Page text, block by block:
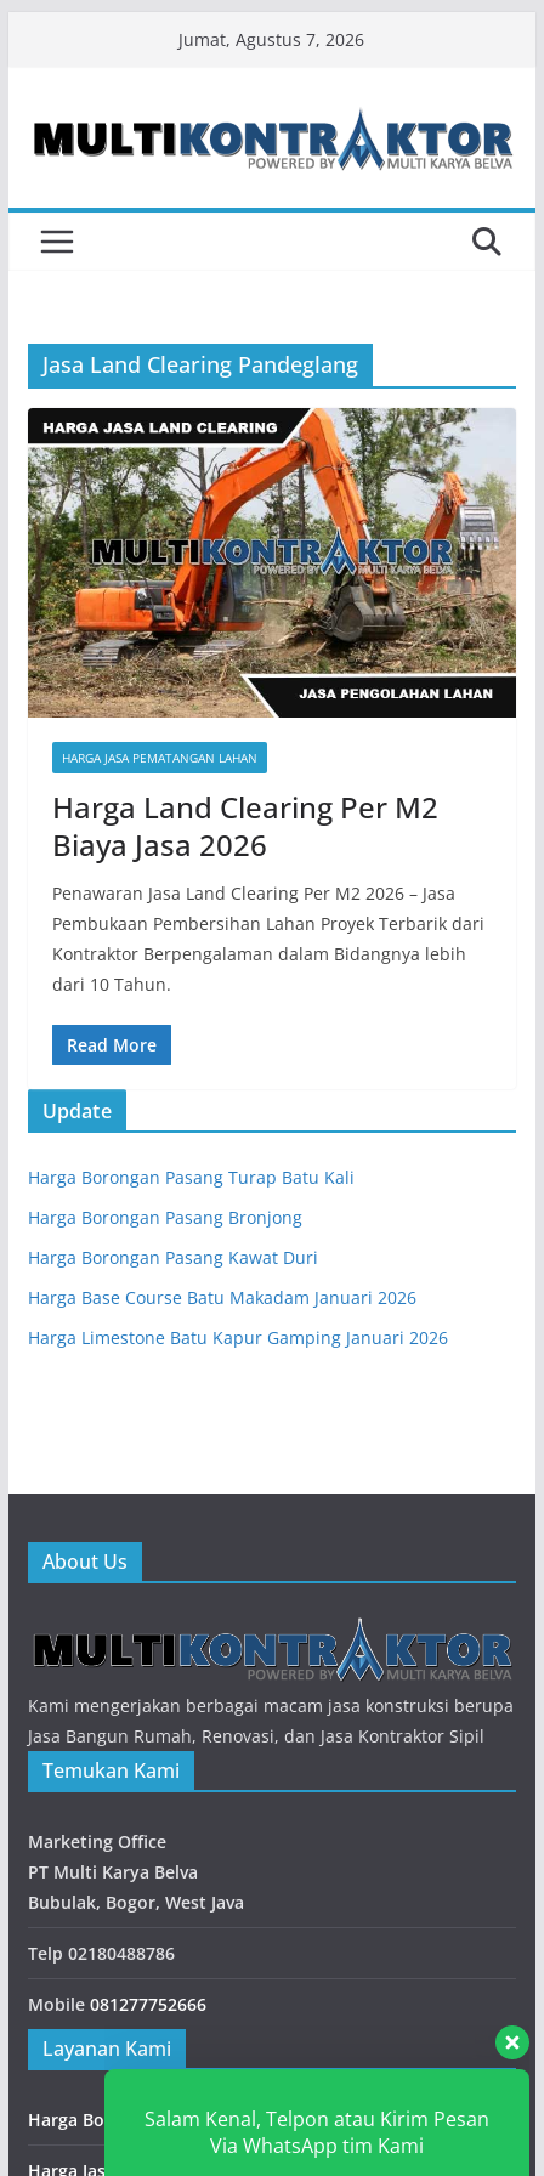
Jumat, Agustus 7, 2026
Jasa Land Clearing Pandeglang
HARGA JASA PEMATANGAN LAHAN
Harga Land Clearing Per M2
Biaya Jasa 2026
Penawaran Jasa Land Clearing Per M2 2026 – Jasa
Pembukaan Pembersihan Lahan Proyek Terbarik dari
Kontraktor Berpengalaman dalam Bidangnya lebih
dari 10 Tahun.
Read More
Update
Harga Borongan Pasang Turap Batu Kali
Harga Borongan Pasang Bronjong
Harga Borongan Pasang Kawat Duri
Harga Base Course Batu Makadam Januari 2026
Harga Limestone Batu Kapur Gamping Januari 2026
About Us
Kami mengerjakan berbagai macam jasa konstruksi berupa
Jasa Bangun Rumah, Renovasi, dan Jasa Kontraktor Sipil
Temukan Kami
Marketing Office
PT Multi Karya Belva
Bubulak, Bogor, West Java
Telp 02180488786
Mobile 081277752666
Layanan Kami
Harga Borongan Bangunan
Harga Jasa Pematangan Lahan
Salam Kenal, Telpon atau Kirim Pesan
Via WhatsApp tim Kami